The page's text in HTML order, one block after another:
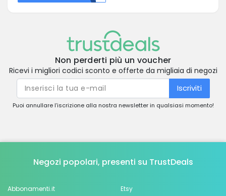
Non perderti più un voucher
Ricevi i migliori codici sconto e offerte da migliaia di negozi
Iscriviti
Puoi annullare l’iscrizione alla nostra newsletter in qualsiasi momento!
Negozi popolari, presenti su TrustDeals
Abbonamenti.it
Etsy